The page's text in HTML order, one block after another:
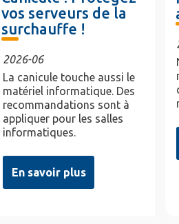
vos serveurs de la
surchauffe !
2026-06
La canicule touche aussi le
matériel informatique. Des
recommandations sont à
appliquer pour les salles
informatiques.
En savoir plus